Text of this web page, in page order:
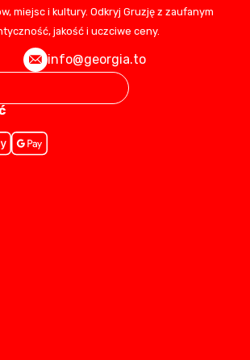
miejsc i kultury. Odkryj Gruzję z zaufanym
jakość i uczciwe ceny.
info@georgia.to